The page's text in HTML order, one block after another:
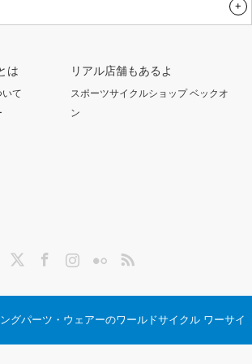
は
て
リアル店舗もあるよ
スポーツサイクルショップ ベックオ
ン
Flickr RSS
グパーツ・ウェアーのワールドサイクル ワーサイ